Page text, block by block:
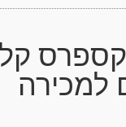
למכירה